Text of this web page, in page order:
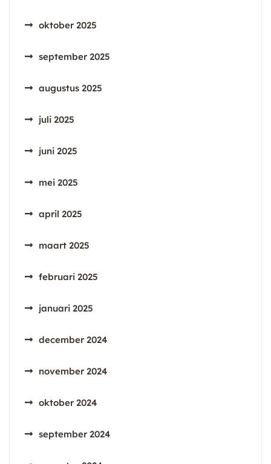
oktober 2025
september 2025
augustus 2025
juli 2025
juni 2025
mei 2025
april 2025
maart 2025
februari 2025
januari 2025
december 2024
november 2024
oktober 2024
september 2024